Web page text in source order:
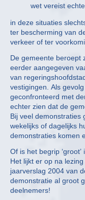
wet vereist
in deze situaties
ter bescherming van
verkeer of ter
De gemeente beroept
eerder aangegeven
van
vestigingen. Als
geconfronteerd met
echter zien dat de
Bij veel demonstraties
wekelijks of dagelijks
demonstraties komen
Of is het begrip
Het lijkt er op na
jaarverslag 2004 van
demonstratie al groot
deelnemers!